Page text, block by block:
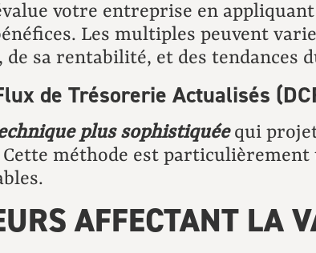
votre entreprise en
Les multiples peuvent
sa rentabilité, et des tendances
de Trésorerie Actualisés
plus sophistiquéequi
méthode est
AFFECTANT LA